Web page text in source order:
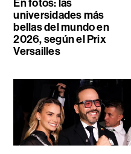
En fotos: las
universidades más
bellas del mundo en
2026, según el Prix
Versailles